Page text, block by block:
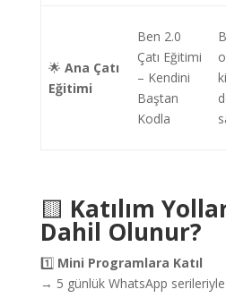
🌟 Ana Çatı
Eğitimi
Ben 2.0
Çatı Eğitimi
– Kendini
Baştan
Kodla
🟨 Katılım
Dahil Olunur?
1️⃣ Mini Programlara Katıl
→ 5 günlük WhatsApp